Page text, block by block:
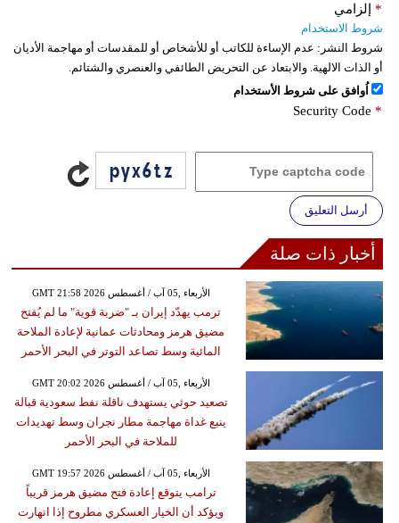
إلزامي *
شروط الاستخدام
شروط النشر: عدم الإساءة للكاتب أو للأشخاص أو للمقدسات أو مهاجمة الأديان
أو الذات الالهية. والابتعاد عن التحريض الطائفي والعنصري والشتائم.
اُوافق على شروط الأستخدام
Security Code *
أرسل التعليق
أخبار ذات صلة
GMT 21:58 2026 الأربعاء ,05 آب / أغسطس
ترمب يهدّد إيران بـ "ضربة قوية" ما لم يُفتح
مضيق هرمز ومحادثات عمانية لإعادة الملاحة
المائية وسط تصاعد التوتر في البحر الأحمر
GMT 20:02 2026 الأربعاء ,05 آب / أغسطس
تصعيد حوثي يستهدف ناقلة نفط سعودية قبالة
ينبع غداة مهاجمة مطار نجران وسط تهديدات
للملاحة في البحر الأحمر
GMT 19:57 2026 الأربعاء ,05 آب / أغسطس
ترامب يتوقع إعادة فتح مضيق هرمز قريباً
ويؤكد أن الخيار العسكري مطروح إذا انهارت